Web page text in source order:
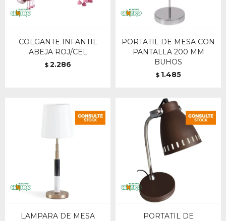
COLGANTE INFANTIL
ABEJA ROJ/CEL
$ 2.286
PORTATIL DE MESA CON
PANTALLA 200 MM
BUHOS
$ 1.485
LAMPARA DE MESA
PORTATIL DE